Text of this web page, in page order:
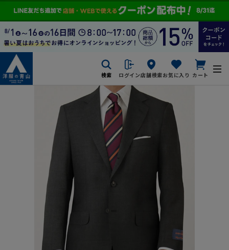
検索 ログイン店舗検索お気に入り カート